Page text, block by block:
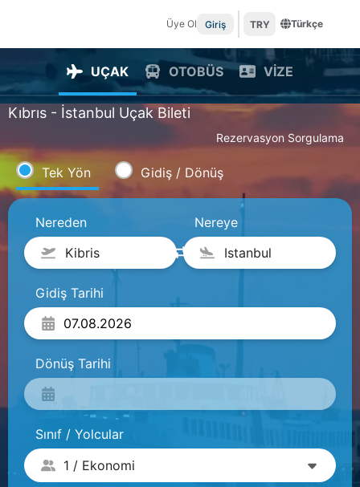
Üye Ol Giriş TRY Türkçe
UÇAK OTOBÜS VİZE
Kıbrıs - İstanbul Uçak Bileti
Tek Yön Gidiş / Dönüş
Rezervasyon Sorgulama
Nereden
Kibris
Nereye
Istanbul
Gidiş Tarihi
Dönüş Tarihi
Sınıf / Yolcular